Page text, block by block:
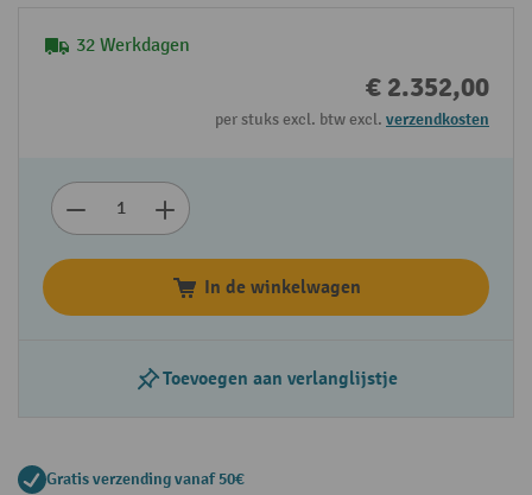
32 Werkdagen
€ 2.352,00
per stuks excl. btw excl. verzendkosten
In de winkelwagen
Toevoegen aan verlanglijstje
Gratis verzending vanaf 50€